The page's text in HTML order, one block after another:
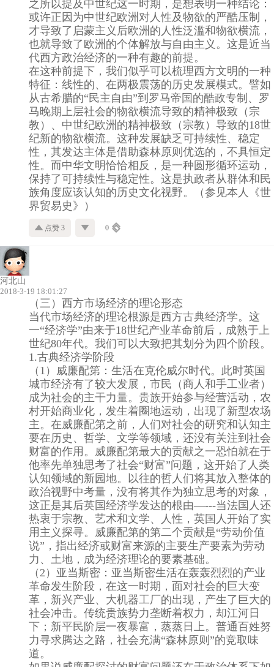
之所以提及中世纪这一时期，是想表明一种结论：
或许正因为中世纪欧洲对人性及物欲的严酷压制，
才导致了启蒙主义后欧洲的人性泛滥和物欲横流，
也就导致了欧洲的个体解放与自由主义。这是近当
代西方政治经济的一种有趣的前提。
在这种前提下，我们似乎可以梳理西方文明的一种
特征：线性的、在两极震荡的历史发展模式。譬如
从古希腊的“民主自由”到罗马帝国的酷政专制、罗
马晚期上层社会的物欲横流导致的精神极致（宗
教）、中世纪欧洲的精神极致（宗教）导致的18世
纪新的物欲横流。这种发展缺乏可持续性、稳定
性，其发达主体是借助森林原则优选的，不具恒定
性。而中华文明恰恰相反，是一种圆形循环运动，
保持了可持续性与稳定性。这是执政者从群体和民
族角度应该认知的历史文化视野。（参见本人《世
界贸易史》）
点赞 3 0
河北山
2018-3-19 18:01:27
（三）西方市场经济的理论形态
当代市场经济的理论根源是西方古典经济学。这
一“经济学”由来于18世纪产业革命前后，成熟于上
世纪80年代。我们可以大致把其划分为四个阶段。
1.古典经济学阶段
（1）威廉配第：生活在克伦威尔时代。此时英国
城市经济有了较大发展，市民（商人和手工业者）
成为社会的主干力量。贵族开始参与经营活动，农
村开始商业化，发生着圈地运动，出现了新型农场
主。在威廉配第之前，人们对社会的研究和认知主
要在历史、哲学、文学等领域，还没有关注到社会
财富的作用。威廉配第最大的贡献之一恐怕就在于
他率先单独思考了社会“财富”问题，这开始了人类
认知领域的新园地。以往的哲人们将其放入整体的
政治视野中考量，没有将其作为独立思考的对象，
这正是其后英国经济学发达的根由—---当法国人还
热衷于宗教、艺术和文学、人性，英国人开始了实
用主义探寻。威廉配第的第二个贡献是“劳动价值
说”，指出经济或财富来源的主要生产要素为劳动
力、土地，成为经济理论的要素基础。
（2）亚当斯密：亚当斯密生活在轰轰烈烈的产业
革命发生阶段，在这一时期，面对社会的巨大变
革，新兴产业、大机器工厂的出现，产生了巨大的
社会冲击。传统贵族势力垄断着权力，却江河日
下；新平民阶层一夜暴富，蒸蒸日上。普通百姓努
力寻求腾达之路，社会充满“森林原则”的竞取味
道。